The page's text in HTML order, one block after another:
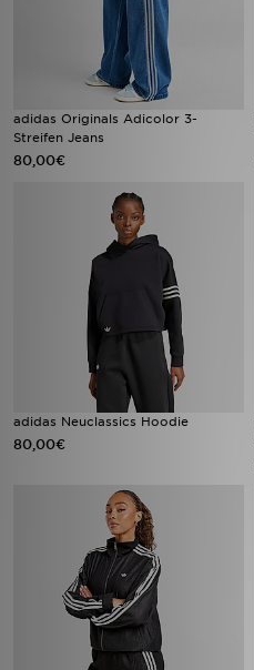
adidas Originals Adicolor 3-
Streifen Jeans
80,00€
adidas Neuclassics Hoodie
80,00€